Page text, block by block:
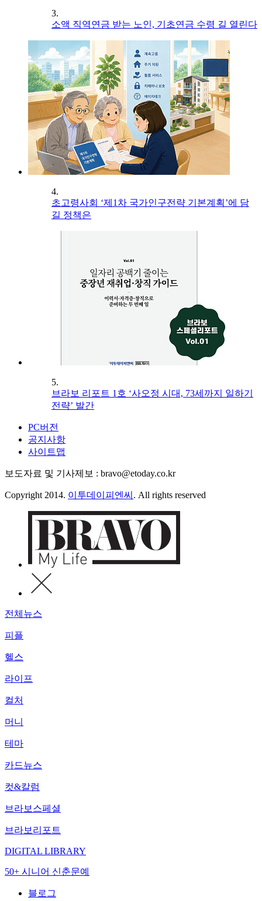
3.
소액 직역연금 받는 노인, 기초연금 수령 길 열린다
4.
초고령사회 ‘제1차 국가인구전략 기본계획’에 담
길 정책은
5.
브라보 리포트 1호 ‘사오정 시대, 73세까지 일하기
전략’ 발간
PC버전
공지사항
사이트맵
보도자료 및 기사제보 : bravo@etoday.co.kr
Copyright 2014. 이투데이피엔씨 . All rights reserved
전체뉴스
피플
헬스
라이프
컬처
머니
테마
카드뉴스
컷&칼럼
브라보스페셜
브라보리포트
DIGITAL LIBRARY
50+ 시니어 신춘문예
블로그